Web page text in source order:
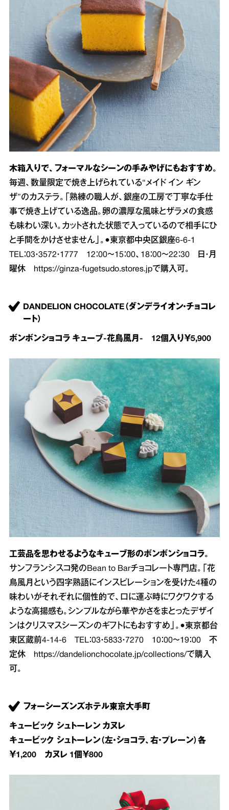
木箱入りで、フォーマルなシーンの手みやげにもおすすめ。
毎週、数量限定で焼き上げられている“メイド イン ギン
ザ”のカステラ。「熟練の職人が、銀座の工房で丁寧な手仕
事で焼き上げている逸品。卵の濃厚な風味とザラメの食感
も味わい深い。カットされた状態で入っているので相手にひ
と手間をかけさせません」。●東京都中央区銀座6‐6‐1
TEL：03・3572・1777 12：00～15：00、18：00～22：30 日・月
曜休
https://ginza-fugetsudo.stores.jpで購入可。
DANDELION CHOCOLATE（ダンデライオン・チョコレ
ート）
ボンボンショコラ キューブ‐花鳥風月‐ 12個入り￥5,900
工芸品を思わせるようなキューブ形のボンボンショコラ。
サンフランシスコ発のBean to Barチョコレート専門店。「花
鳥風月という四字熟語にインスピレーションを受けた4種の
味わいがそれぞれに個性的で、口に運ぶ時にワクワクする
ような高揚感も。シンプルながら華やかさをまとったデザイ
ンはクリスマスシーズンのギフトにもおすすめ」。●東京都台
東区蔵前4‐14‐6 TEL：03・5833・7270 10：00～19：00 不
定休
https://dandelionchocolate.jp/collections/ で購入
可。
フォーシーズンズホテル東京大手町
キュービック シュトーレン カヌレ
キュービック シュトーレン（左・ショコラ、右・プレーン）各
￥1,200 カヌレ 1個￥800